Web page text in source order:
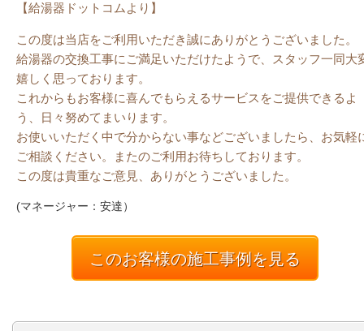
【給湯器ドットコムより】
この度は当店をご利用いただき誠にありがとうございました。
給湯器の交換工事にご満足いただけたようで、スタッフ一同大
嬉しく思っております。
これからもお客様に喜んでもらえるサービスをご提供できるよ
う、日々努めてまいります。
お使いいただく中で分からない事などございましたら、お気軽
ご相談ください。またのご利用お待ちしております。
この度は貴重なご意見、ありがとうございました。
(マネージャー：安達）
このお客様の施工事例を見る